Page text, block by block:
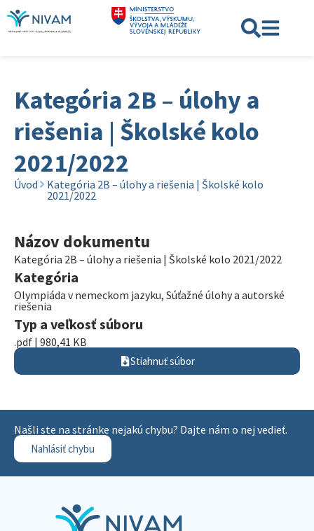
Kategória 2B – úlohy a
riešenia | Školské kolo
2021/2022
Úvod
Kategória 2B – úlohy a riešenia | Školské kolo
2021/2022
Názov dokumentu
Kategória 2B – úlohy a riešenia | Školské kolo 2021/2022
Kategória
Olympiáda v nemeckom jazyku, Súťažné úlohy a autorské
riešenia
Typ a veľkosť súboru
.pdf | 980,41 KB
Stiahnuť súbor
Našli ste na stránke nejakú chybu? Dajte nám o nej vedieť.
Nahlásiť chybu